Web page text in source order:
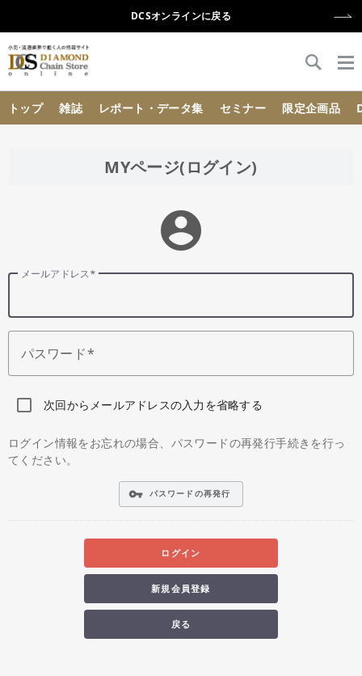
DCSオンラインに戻る
トップ 雑誌 レポート・データ集 セミナー 限定企画品
MYページ(ログイン)
account_circle
メールアドレス
パスワード
次回からメールアドレスの入力を省略する
ログイン情報をお忘れの場合、パスワードの再発行手続きを行っ
てください。
vpn_key パスワードの再発行
ログイン
新規会員登録
戻る